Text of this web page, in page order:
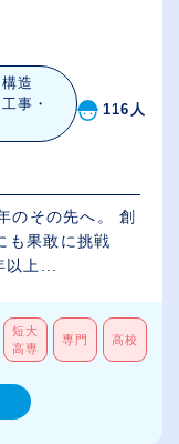
造
事・
116人
のその先へ。 創
も果敢に挑戦
上...
短大
高専
専門 高校